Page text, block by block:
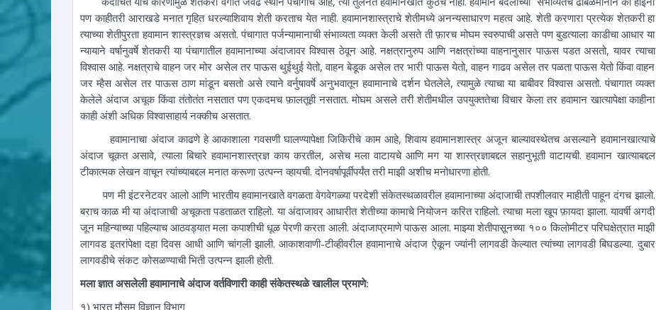
पण काहीतरी आराखडे मनात गृहित धरल्याशिवाय शेती करताच येत नाही. हवामानशास्त्राचे शेतीमध्ये अनन्यसाधारण महत्व आहे. शेती करणारा प्रत्येक शेतकरी हा
त्याच्या शेतीपुरता हवामान शास्त्रज्ञच असतो. पंचागात पर्जन्यामानाची संभाव्यता व्यक्त केली असते ती फ़ारच मोघम स्वरुपाची असते पण बुडत्याला काडीचा आधार या
न्यायाने वर्षानुवर्षे शेतकरी या पंचागातील हवामानाच्या अंदाजावर विश्वास ठेवून आहे. नक्षत्रानुरुप आणि नक्षत्रांच्या वाहनानुसार पाऊस पडत असतो, यावर त्याचा
विश्वास आहे. नक्षत्राचे वाहन जर मोर असेल तर पाऊस थुईथुई येतो, वाहन बेडूक असेल तर भारी पाऊस येतो, वाहन गाढव असेल तर पळता पाऊस येतो किंवा वाहन
जर म्हैस असेल तर पाऊस ठाण मांडून बसतो असे त्याने वर्नुषावर्षे अनुभवातून हवामानाचे दर्शन घेतलेले, त्यामुळे त्याचा या बाबीवर विश्वास असतो. पंचागात व्यक्त
केलेले अंदाज अचूक किंवा तंतोतंत नसतात पण एकदमच फ़ालतूही नसतात. मोघम असले तरी शेतीमधील उपयुक्ततेचा विचार केला तर हवामान खात्यापेक्षा काहीना
काही अंशी अधिक विश्वासाहार्य नक्कीच असतात.
हवामानाचा अंदाज काढणे हे आकाशाला गवसणी घालण्यापेक्षा जिकिरीचे काम आहे, शिवाय हवामानशास्त्र अजून बाल्यावस्थेतच असल्याने हवामानखात्याचे
अंदाज चूकत असावे, त्याला बिचारे हवामानशास्त्रज्ञ काय करतील, असेच मला वाटायचे आणि मग या शास्त्रज्ञाबद्दल सहानुभूती वाटायची. हवामान खात्याबद्दल
टीकात्मक लेखन वाचून त्यांच्याबद्दल मनात करूणा उत्पन्न व्हायची. दोनवर्षापूर्वीपर्यंत तरी माझी अशीच मनोधारणा होती.
पण मी इंटरनेटवर आलो आणि भारतीय हवामानखाते वगळता वेगवेगळ्या परदेशी संकेतस्थळावरील हवामानाच्या अंदाजाची तपशीलवार माहीती पाहून दंगच झालो.
बराच काळ मी या अंदाजाची अचूकता पडताळत राहिलो. या अंदाजावर आधारीत शेतीच्या कामाचे नियोजन करित राहिलो. त्याचा मला खूप फ़ायदा झाला. यावर्षी अगदी
जून महिन्याच्या पहिल्याच आठवड्यात मला कपाशीची धूळ पेरणी करता आली. अंदाजाप्रमाणे पाऊस आला. माझ्या शेतीपासूनच्या १०० किलोमीटर परिघक्षेत्रात माझी
लागवड इतरांपेक्षा दहा दिवस आधी आणि चांगली झाली. आकाशवाणी-टीव्हीवरील हवामानाचे अंदाज ऐकून ज्यांनी लागवडी केल्यात त्यांच्या लागवडी बिघडल्या. दुबार
लागवडीचे संकट कोसळण्याची भिती उत्पन्न झाली होती.
मला ज्ञात असलेली हवामानाचे अंदाज वर्तविणारी काही संकेतस्थळे खालील प्रमाणे:
१) भारत मौसम विज्ञान विभाग